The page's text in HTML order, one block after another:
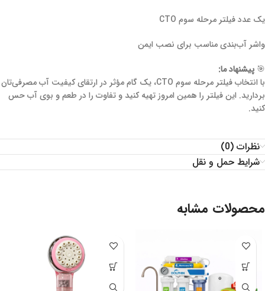
یک عدد فیلتر مرحله سوم CTO
واشر آب‌بندی مناسب برای نصب ایمن
🎯 پیشنهاد ما:
با انتخاب فیلتر مرحله سوم CTO، یک گام مؤثر در ارتقای کیفیت آب مصرفی‌تان
بردارید. این فیلتر را همین امروز تهیه کنید و تفاوت را در طعم و بوی آب حس
کنید.
نظرات (0)
شرایط حمل و نقل
محصولات مشابه